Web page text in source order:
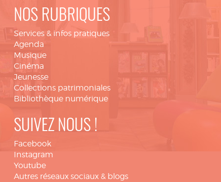
NOS RUBRIQUES
Services & infos pratiques
Agenda
Musique
Cinéma
Jeunesse
Collections patrimoniales
Bibliothèque numérique
SUIVEZ NOUS !
Facebook
Instagram
Youtube
Autres réseaux sociaux & blogs